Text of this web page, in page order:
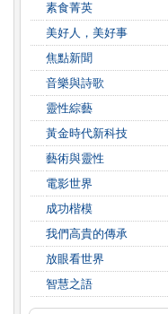
素食菁英
美好人，美好事
焦點新聞
音樂與詩歌
靈性綜藝
黃金時代新科技
藝術與靈性
電影世界
成功楷模
我們高貴的傳承
放眼看世界
智慧之語